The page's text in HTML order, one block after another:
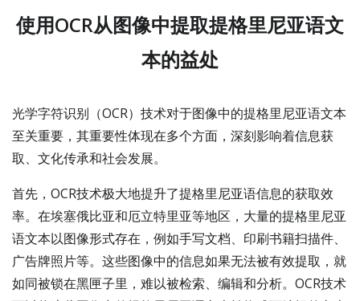
使用OCR从图像中提取提格里尼亚语文
本的益处
光学字符识别（OCR）技术对于图像中的提格里尼亚语文本
至关重要，其重要性体现在多个方面，深刻影响着信息获
取、文化传承和社会发展。
首先，OCR技术极大地提升了提格里尼亚语信息的获取效
率。在埃塞俄比亚和厄立特里亚等地区，大量的提格里尼亚
语文本以图像形式存在，例如手写文档、印刷书籍扫描件、
广告牌照片等。这些图像中的信息如果无法被有效提取，就
如同被锁在黑匣子里，难以被检索、编辑和分析。OCR技术